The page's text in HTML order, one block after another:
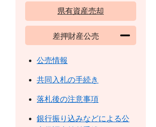
県有資産売却
差押財産公売
公売情報
共同入札の手続き
落札後の注意事項
銀行振り込みなどによる公